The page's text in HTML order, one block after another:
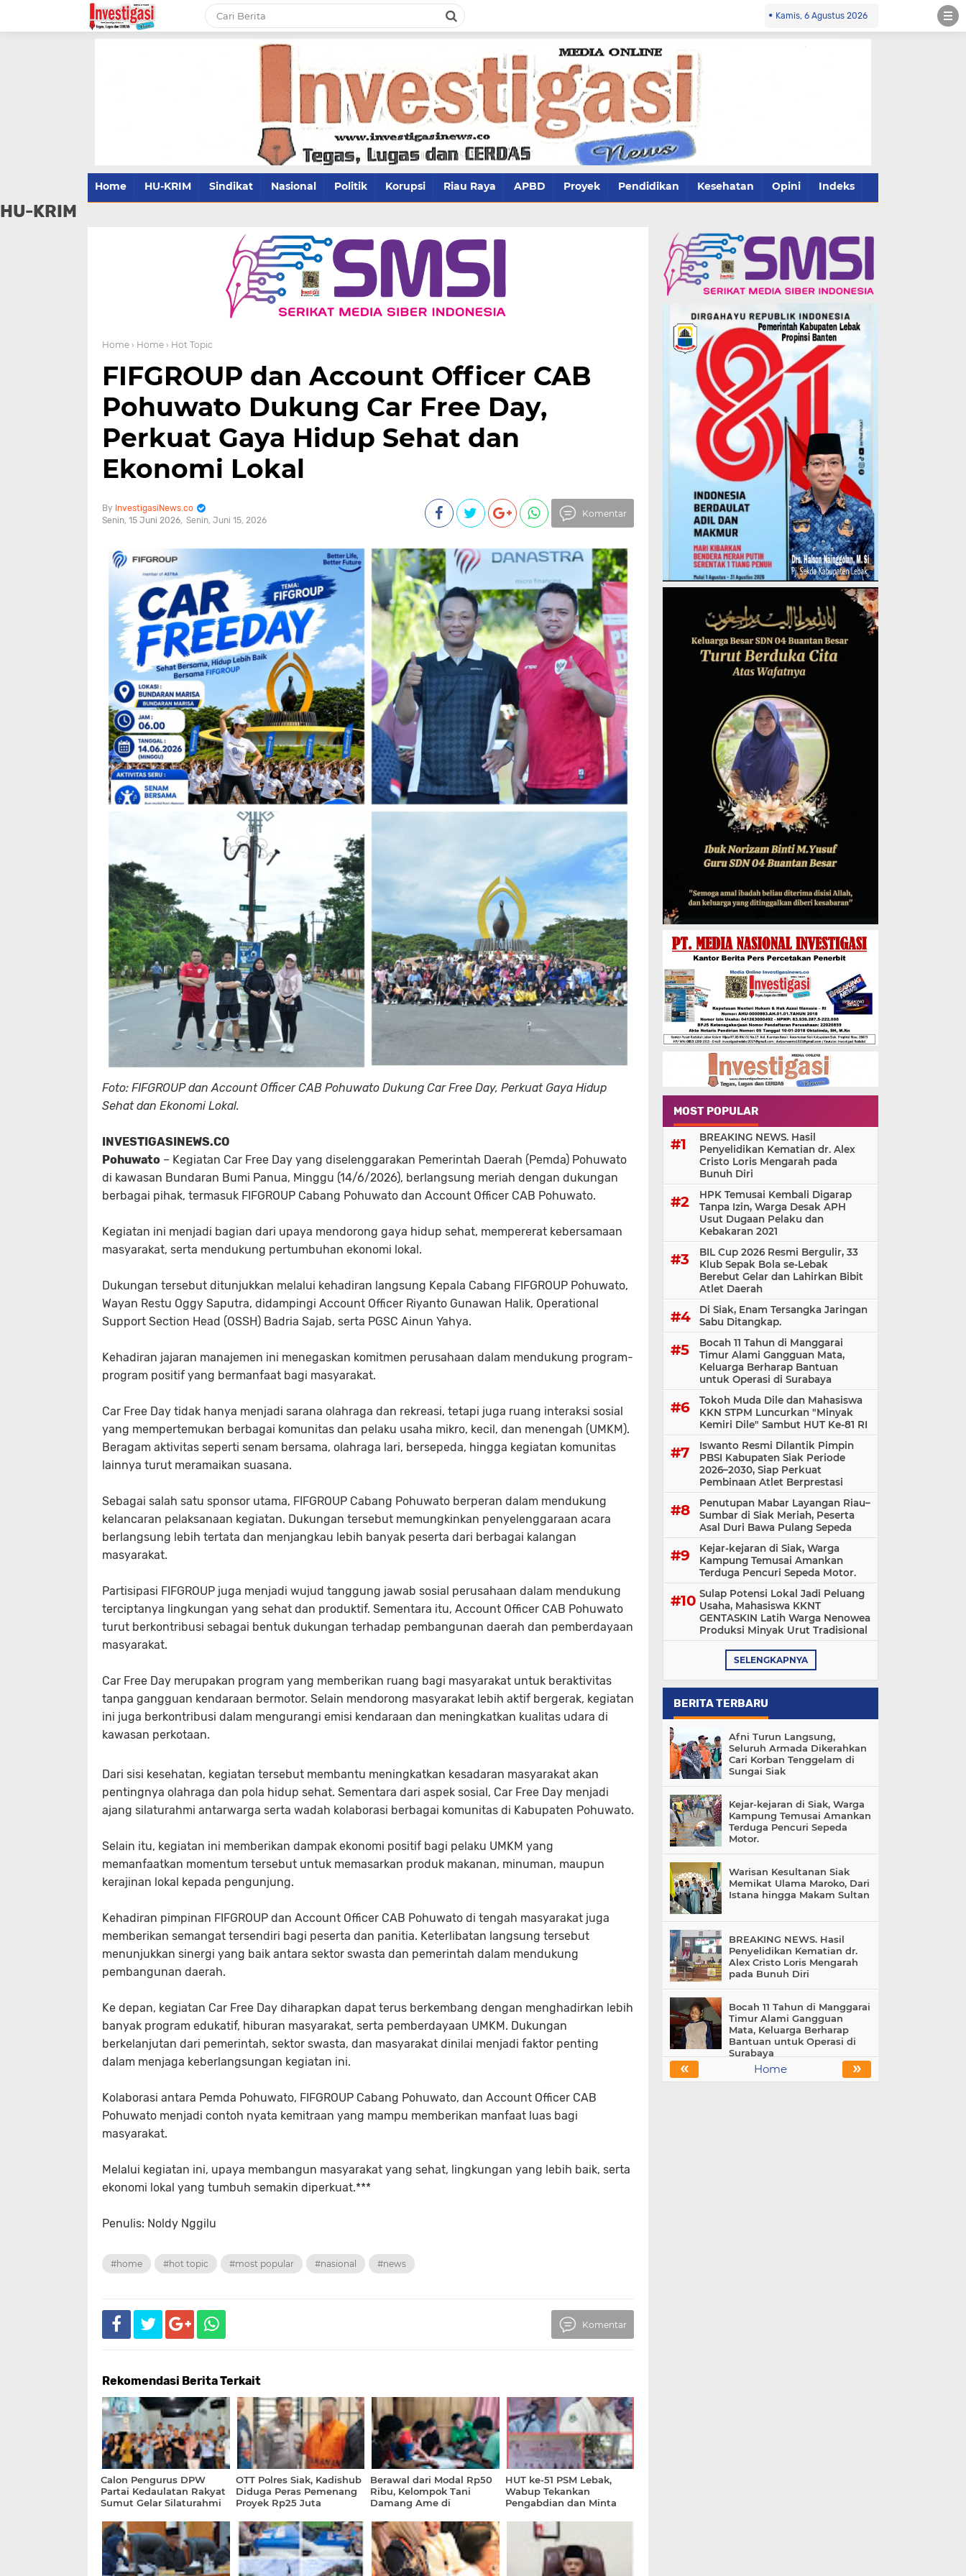
Kamis, 6 Agustus 2026
Home HU-KRIM Sindikat Nasional Politik Korupsi Riau Raya APBD Proyek Pendidikan Kesehatan Opini Indeks
HU-KRIM
Home › Home › Hot Topic
FIFGROUP dan Account Officer CAB
Pohuwato Dukung Car Free Day,
Perkuat Gaya Hidup Sehat dan
Ekonomi Lokal
InvestigasiNews.co
Senin, 15 Juni 2026 Senin, Juni 15, 2026
Komentar
Foto: FIFGROUP dan Account Officer CAB Pohuwato Dukung Car Free Day, Perkuat Gaya Hidup
Sehat dan Ekonomi Lokal.
INVESTIGASINEWS.CO
Pohuwato – Kegiatan Car Free Day yang diselenggarakan Pemerintah Daerah (Pemda) Pohuwato
di kawasan Bundaran Bumi Panua, Minggu (14/6/2026), berlangsung meriah dengan dukungan
berbagai pihak, termasuk FIFGROUP Cabang Pohuwato dan Account Officer CAB Pohuwato.
Kegiatan ini menjadi bagian dari upaya mendorong gaya hidup sehat, mempererat kebersamaan
masyarakat, serta mendukung pertumbuhan ekonomi lokal.
Dukungan tersebut ditunjukkan melalui kehadiran langsung Kepala Cabang FIFGROUP Pohuwato,
Wayan Restu Oggy Saputra, didampingi Account Officer Riyanto Gunawan Halik, Operational
Support Section Head (OSSH) Badria Sajab, serta PGSC Ainun Yahya.
Kehadiran jajaran manajemen ini menegaskan komitmen perusahaan dalam mendukung program-
program positif yang bermanfaat bagi masyarakat.
Car Free Day tidak hanya menjadi sarana olahraga dan rekreasi, tetapi juga ruang interaksi sosial
yang mempertemukan berbagai komunitas dan pelaku usaha mikro, kecil, dan menengah (UMKM).
Beragam aktivitas seperti senam bersama, olahraga lari, bersepeda, hingga kegiatan komunitas
lainnya turut meramaikan suasana.
Sebagai salah satu sponsor utama, FIFGROUP Cabang Pohuwato berperan dalam mendukung
kelancaran pelaksanaan kegiatan. Dukungan tersebut memungkinkan penyelenggaraan acara
berlangsung lebih tertata dan menjangkau lebih banyak peserta dari berbagai kalangan
masyarakat.
Partisipasi FIFGROUP juga menjadi wujud tanggung jawab sosial perusahaan dalam mendukung
terciptanya lingkungan yang sehat dan produktif. Sementara itu, Account Officer CAB Pohuwato
turut berkontribusi sebagai bentuk dukungan terhadap pembangunan daerah dan pemberdayaan
masyarakat.
Car Free Day merupakan program yang memberikan ruang bagi masyarakat untuk beraktivitas
tanpa gangguan kendaraan bermotor. Selain mendorong masyarakat lebih aktif bergerak, kegiatan
ini juga berkontribusi dalam mengurangi emisi kendaraan dan meningkatkan kualitas udara di
kawasan perkotaan.
Dari sisi kesehatan, kegiatan tersebut membantu meningkatkan kesadaran masyarakat akan
pentingnya olahraga dan pola hidup sehat. Sementara dari aspek sosial, Car Free Day menjadi
ajang silaturahmi antarwarga serta wadah kolaborasi berbagai komunitas di Kabupaten Pohuwato.
Selain itu, kegiatan ini memberikan dampak ekonomi positif bagi pelaku UMKM yang
memanfaatkan momentum tersebut untuk memasarkan produk makanan, minuman, maupun
kerajinan lokal kepada pengunjung.
Kehadiran pimpinan FIFGROUP dan Account Officer CAB Pohuwato di tengah masyarakat juga
memberikan semangat tersendiri bagi peserta dan panitia. Keterlibatan langsung tersebut
menunjukkan sinergi yang baik antara sektor swasta dan pemerintah dalam mendukung
pembangunan daerah.
Ke depan, kegiatan Car Free Day diharapkan dapat terus berkembang dengan menghadirkan lebih
banyak program edukatif, hiburan masyarakat, serta pemberdayaan UMKM. Dukungan
berkelanjutan dari pemerintah, sektor swasta, dan masyarakat dinilai menjadi faktor penting
dalam menjaga keberlangsungan kegiatan ini.
Kolaborasi antara Pemda Pohuwato, FIFGROUP Cabang Pohuwato, dan Account Officer CAB
Pohuwato menjadi contoh nyata kemitraan yang mampu memberikan manfaat luas bagi
masyarakat.
Melalui kegiatan ini, upaya membangun masyarakat yang sehat, lingkungan yang lebih baik, serta
ekonomi lokal yang tumbuh semakin diperkuat.***
Penulis: Noldy Nggilu
#home #hot topic #most popular #nasional #news
Komentar
Rekomendasi Berita Terkait
Calon Pengurus DPW
Partai Kedaulatan Rakyat
Sumut Gelar Silaturahmi
OTT Polres Siak, Kadishub
Diduga Peras Pemenang
Proyek Rp25 Juta
Berawal dari Modal Rp50
Ribu, Kelompok Tani
Damang Ame di
Kelola Dana Lebih dari Rp1
Miliar
HUT ke-51 PSM Lebak,
Wabup Tekankan
Pengabdian dan Minta
MOST POPULAR
BREAKING NEWS. Hasil
Penyelidikan Kematian dr. Alex
Cristo Loris Mengarah pada
Bunuh Diri
HPK Temusai Kembali Digarap
Tanpa Izin, Warga Desak APH
Usut Dugaan Pelaku dan
Kebakaran 2021
BIL Cup 2026 Resmi Bergulir, 33
Klub Sepak Bola se-Lebak
Berebut Gelar dan Lahirkan Bibit
Atlet Daerah
Di Siak, Enam Tersangka Jaringan
Sabu Ditangkap.
Bocah 11 Tahun di Manggarai
Timur Alami Gangguan Mata,
Keluarga Berharap Bantuan
untuk Operasi di Surabaya
Tokoh Muda Dile dan Mahasiswa
KKN STPM Luncurkan "Minyak
Kemiri Dile" Sambut HUT Ke-81 RI
Iswanto Resmi Dilantik Pimpin
PBSI Kabupaten Siak Periode
2026–2030, Siap Perkuat
Pembinaan Atlet Berprestasi
Penutupan Mabar Layangan Riau–
Sumbar di Siak Meriah, Peserta
Asal Duri Bawa Pulang Sepeda
Kejar-kejaran di Siak, Warga
Kampung Temusai Amankan
Terduga Pencuri Sepeda Motor.
Sulap Potensi Lokal Jadi Peluang
Usaha, Mahasiswa KKNT
GENTASKIN Latih Warga Nenowea
Produksi Minyak Urut Tradisional
SELENGKAPNYA
BERITA TERBARU
Afni Turun Langsung,
Seluruh Armada Dikerahkan
Cari Korban Tenggelam di
Sungai Siak
Kejar-kejaran di Siak, Warga
Kampung Temusai Amankan
Terduga Pencuri Sepeda
Motor.
Warisan Kesultanan Siak
Memikat Ulama Maroko, Dari
Istana hingga Makam Sultan
BREAKING NEWS. Hasil
Penyelidikan Kematian dr.
Alex Cristo Loris Mengarah
pada Bunuh Diri
Bocah 11 Tahun di Manggarai
Timur Alami Gangguan
Mata, Keluarga Berharap
Bantuan untuk Operasi di
Surabaya
« »
Home